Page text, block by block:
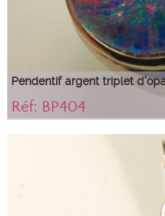
Pendentif argent triplet
Réf: BP404
Pendentif en argent serti d'un
L'orientation de la pierre est
de passer autant une chaîne